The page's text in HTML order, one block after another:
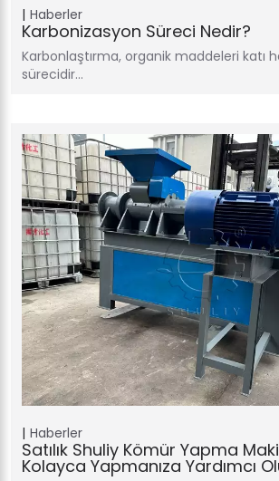
Haberler
Karbonizasyon Süreci Nedir?
Karbonlaştırma, organik maddeleri katı
sürecidir…
Haberler
Satılık Shuliy Kömür Yapma
Kolayca Yapmanıza Yardımcı